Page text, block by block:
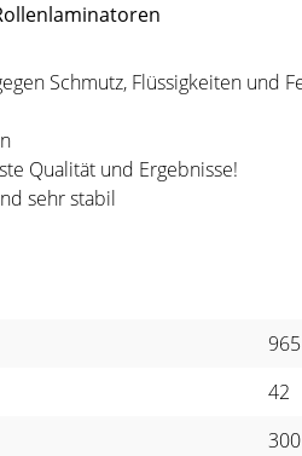
Schmutz, Flüssigkeiten und
Qualität und Ergebnisse!
sehr stabil
965
42
300